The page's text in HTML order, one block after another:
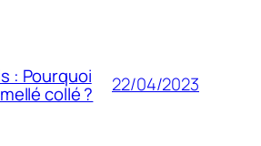
: Pourquoi
collé ? 22/04/2023